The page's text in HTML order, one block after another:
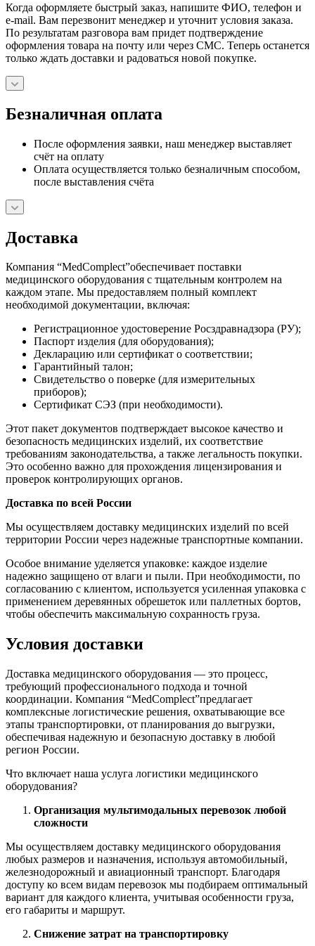
Когда оформляете быстрый заказ, напишите ФИО, телефон и
e-mail. Вам перезвонит менеджер и уточнит условия заказа.
По результатам разговора вам придет подтверждение
оформления товара на почту или через СМС. Теперь останется
только ждать доставки и радоваться новой покупке.
Безналичная оплата
После оформления заявки, наш менеджер выставляет
счёт на оплату
Оплата осуществляется только безналичным способом,
после выставления счёта
Доставка
Компания “MedComplect”обеспечивает поставки
медицинского оборудования с тщательным контролем на
каждом этапе. Мы предоставляем полный комплект
необходимой документации, включая:
Регистрационное удостоверение Росздравнадзора (РУ);
Паспорт изделия (для оборудования);
Декларацию или сертификат о соответствии;
Гарантийный талон;
Свидетельство о поверке (для измерительных
приборов);
Сертификат СЭЗ (при необходимости).
Этот пакет документов подтверждает высокое качество и
безопасность медицинских изделий, их соответствие
требованиям законодательства, а также легальность покупки.
Это особенно важно для прохождения лицензирования и
проверок контролирующих органов.
Доставка по всей России
Мы осуществляем доставку медицинских изделий по всей
территории России через надежные транспортные компании.
Особое внимание уделяется упаковке: каждое изделие
надежно защищено от влаги и пыли. При необходимости, по
согласованию с клиентом, используется усиленная упаковка с
применением деревянных обрешеток или паллетных бортов,
чтобы обеспечить максимальную сохранность груза.
Условия доставки
Доставка медицинского оборудования — это процесс,
требующий профессионального подхода и точной
координации. Компания “MedComplect”предлагает
комплексные логистические решения, охватывающие все
этапы транспортировки, от планирования до выгрузки,
обеспечивая надежную и безопасную доставку в любой
регион России.
Что включает наша услуга логистики медицинского
оборудования?
Организация мультимодальных перевозок любой
сложности
Мы осуществляем доставку медицинского оборудования
любых размеров и назначения, используя автомобильный,
железнодорожный и авиационный транспорт. Благодаря
доступу ко всем видам перевозок мы подбираем оптимальный
вариант для каждого клиента, учитывая особенности груза,
его габариты и маршрут.
Снижение затрат на транспортировку